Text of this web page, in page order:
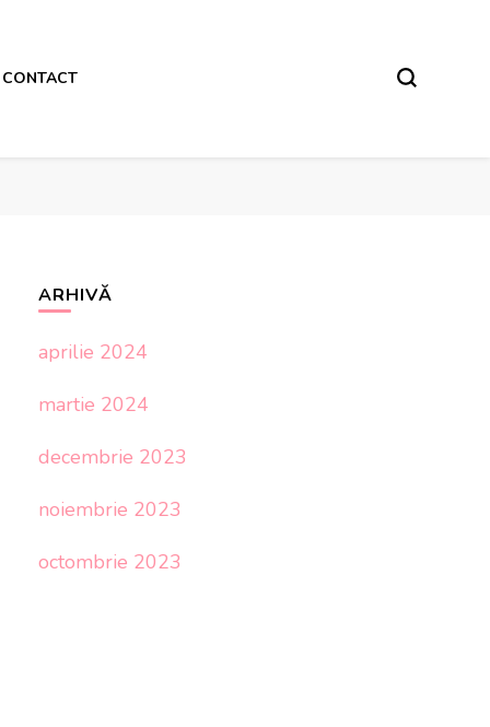
CONTACT
ARHIVĂ
aprilie 2024
martie 2024
decembrie 2023
noiembrie 2023
octombrie 2023